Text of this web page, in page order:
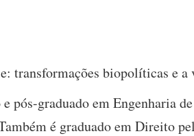
transformações biopolíticas e
e pós-graduado em Engenharia
é graduado em Direito